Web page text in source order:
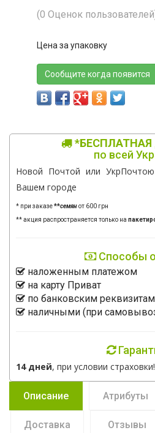
(0 Оценок
Цена за упаковку
Сообщите когда появится
по всей
Новой Почтой или
Вашем городе
* при заказе**семянот 600 грн
** акция распространяется только на
Способы
наложенным платежом
на карту Приват
по банковским реквизитам
наличными (при
14 дней, при условии страховки!
Описание Атрибуты
Доставка Отзывы